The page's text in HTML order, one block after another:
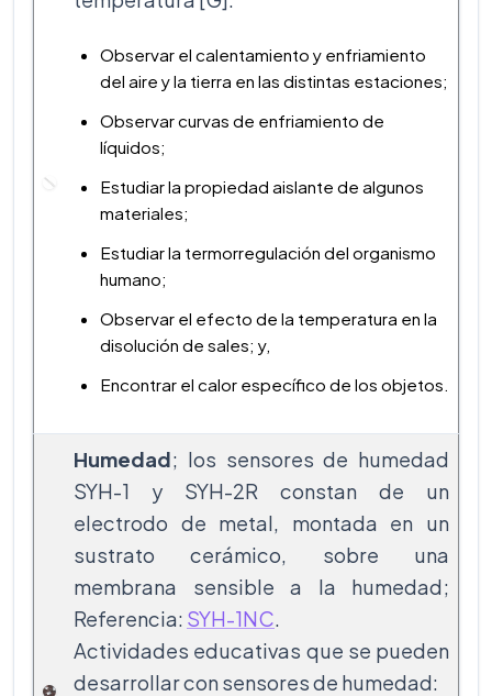
Observar el calentamiento y enfriamiento
del aire y la tierra en las distintas estaciones;
Observar curvas de enfriamiento de
líquidos;
Estudiar la propiedad aislante de algunos
materiales;
Estudiar la termorregulación del organismo
humano;
Observar el efecto de la temperatura en la
disolución de sales; y,
Encontrar el calor específico de los objetos.
Humedad; los sensores de humedad
SYH-1 y SYH-2R constan de un
electrodo de metal, montada en un
sustrato cerámico, sobre una
membrana sensible a la humedad;
Referencia: SYH-1NC.
Actividades educativas que se pueden
desarrollar con sensores de humedad: